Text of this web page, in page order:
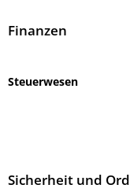
Finanzen
Steuerwesen
Sicherheit und